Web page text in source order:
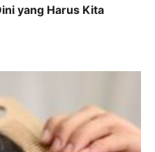
yang Harus Kita